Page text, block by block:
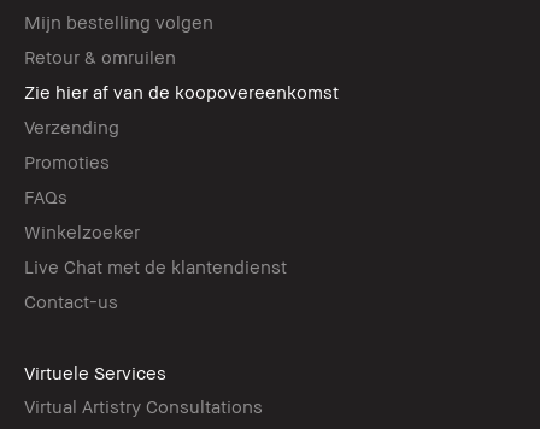
Mijn bestelling volgen
Retour & omruilen
Zie hier af van de koopovereenkomst
Verzending
Promoties
FAQs
Winkelzoeker
Live Chat met de klantendienst
Contact-us
Virtuele Services
Virtual Artistry Consultations